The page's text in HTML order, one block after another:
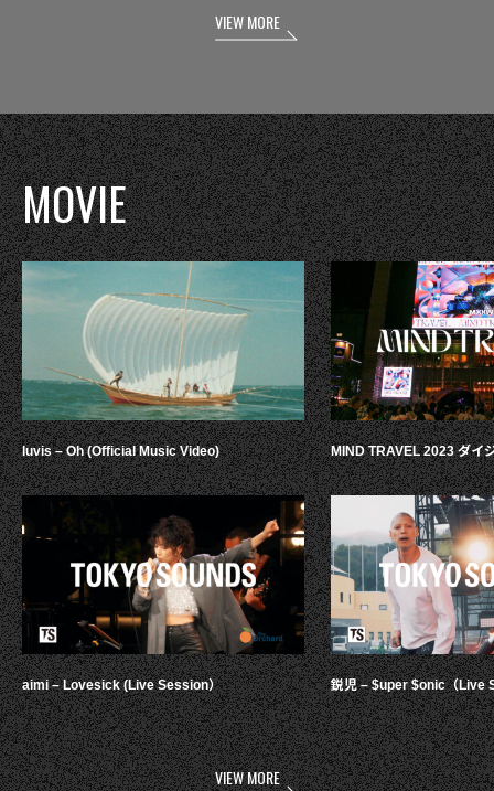
VIEW MORE
MOVIE
luvis – Oh (Official Music Video)
aimi – Lovesick (Live Session）
MIND TRAVEL 2023 ダイ
鋭児 – $uper $onic（Live
VIEW MORE